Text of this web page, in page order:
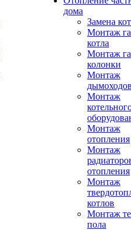
дома
Замена
Монтаж
котла
Монтаж
колонки
Монтаж
Монтаж
Монтаж
отопления
Монтаж
отопления
Монтаж
котлов
Монтаж
пола